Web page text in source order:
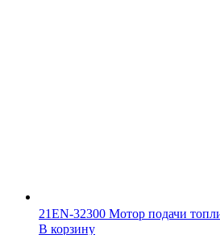
21EN-32300 Мотор подачи
В корзину